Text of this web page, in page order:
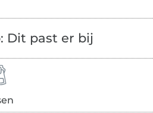
Dit past er bij